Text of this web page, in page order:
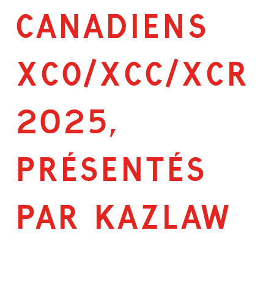
CANADIENS
XCO/XCC/XCR
2025,
PRÉSENTÉS
PAR KAZLAW